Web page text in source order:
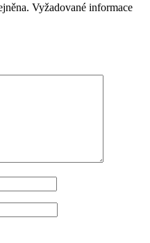
Vyžadované informace